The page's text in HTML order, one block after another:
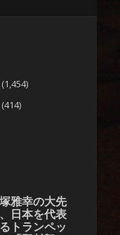
(1,454)
(414)